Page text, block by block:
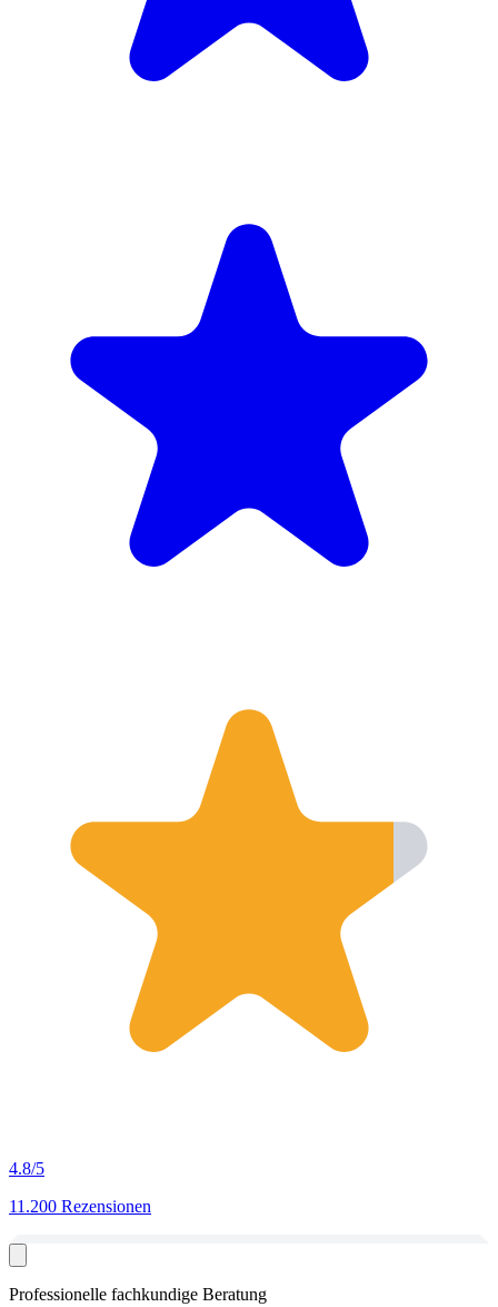
4.8/5
11.200 Rezensionen
Professionelle fachkundige Beratung